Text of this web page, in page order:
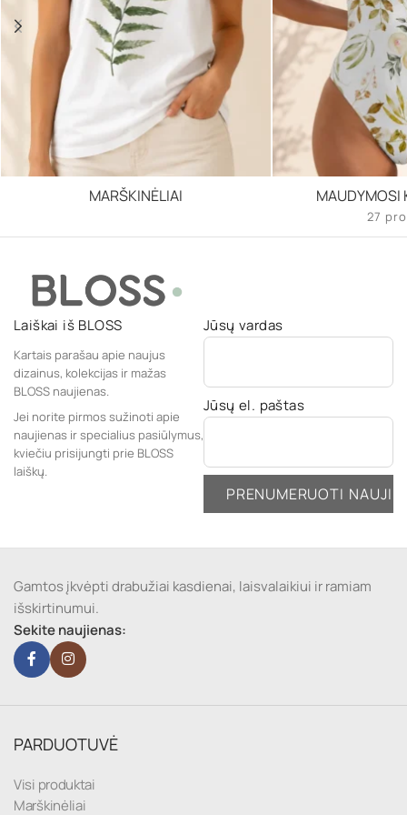
MARŠKINĖLIAI MAUDYMOSI
27
Laiškai iš BLOSS
Kartais parašau apie naujus
dizainus, kolekcijas ir mažas
BLOSS naujienas.
Jei norite pirmos sužinoti apie
naujienas ir specialius pasiūlymus,
kviečiu prisijungti prie BLOSS
laiškų.
Jūsų vardas
Jūsų el. paštas
Gamtos įkvėpti drabužiai kasdienai, laisvalaikiui ir ramiam
išskirtinumui.
Sekite naujienas:
PARDUOTUVĖ
Visi produktai
Marškinėliai